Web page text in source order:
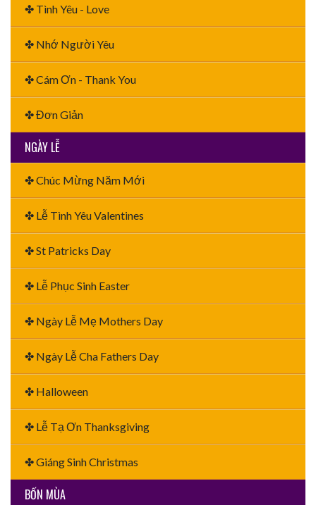
✤ Tình Yêu - Love
✤ Nhớ Người Yêu
✤ Cám Ơn - Thank You
✤ Đơn Giản
NGÀY LỄ
✤ Chúc Mừng Năm Mới
✤ Lễ Tình Yêu Valentines
✤ St Patricks Day
✤ Lễ Phục Sinh Easter
✤ Ngày Lễ Mẹ Mothers Day
✤ Ngày Lễ Cha Fathers Day
✤ Halloween
✤ Lễ Tạ Ơn Thanksgiving
✤ Giáng Sinh Christmas
BỐN MÙA